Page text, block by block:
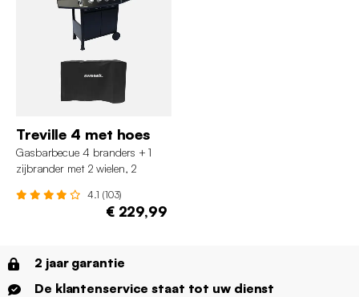
Treville 4 met hoes
Gasbarbecue 4 branders + 1
zijbrander met 2 wielen, 2
4.1 (103)
€ 229,99
2 jaar garantie
De klantenservice staat tot uw dienst